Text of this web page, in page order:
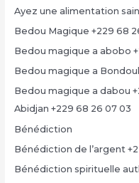
Ayez une alimentation
Bedou Magique +229 68
Bedou magique a abobo
Bedou magique a
Bedou magique a dabou
Abidjan +229 68 26 07 03
Bénédiction
Bénédiction de l’argent
Bénédiction spirituelle